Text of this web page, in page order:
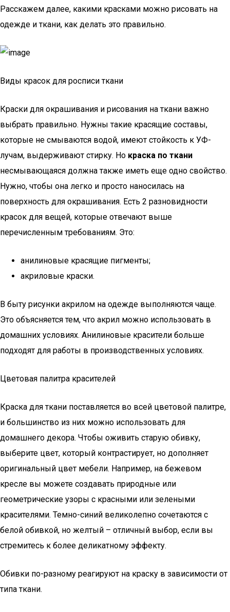
Расскажем далее, какими красками можно рисовать на
одежде и ткани, как делать это правильно.
Виды красок для росписи ткани
Краски для окрашивания и рисования на ткани важно
выбрать правильно. Нужны такие красящие составы,
которые не смываются водой, имеют стойкость к УФ-
лучам, выдерживают стирку. Но краска по ткани
несмывающаяся должна также иметь еще одно свойство.
Нужно, чтобы она легко и просто наносилась на
поверхность для окрашивания. Есть 2 разновидности
красок для вещей, которые отвечают выше
перечисленным требованиям. Это:
анилиновые красящие пигменты;
акриловые краски.
В быту рисунки акрилом на одежде выполняются чаще.
Это объясняется тем, что акрил можно использовать в
домашних условиях. Анилиновые красители больше
подходят для работы в производственных условиях.
Цветовая палитра красителей
Краска для ткани поставляется во всей цветовой палитре,
и большинство из них можно использовать для
домашнего декора. Чтобы оживить старую обивку,
выберите цвет, который контрастирует, но дополняет
оригинальный цвет мебели. Например, на бежевом
кресле вы можете создавать природные или
геометрические узоры с красными или зелеными
красителями. Темно-синий великолепно сочетаются с
белой обивкой, но желтый – отличный выбор, если вы
стремитесь к более деликатному эффекту.
Обивки по-разному реагируют на краску в зависимости от
типа ткани.